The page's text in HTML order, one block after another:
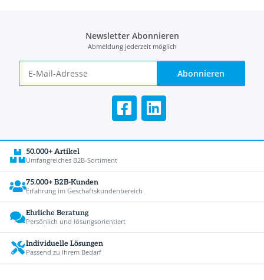
Newsletter Abonnieren
Abmeldung jederzeit möglich
Abonnieren
50.000+ Artikel
Umfangreiches B2B-Sortiment
75.000+ B2B-Kunden
Erfahrung im Geschäftskundenbereich
Ehrliche Beratung
Persönlich und lösungsorientiert
Individuelle Lösungen
Passend zu Ihrem Bedarf